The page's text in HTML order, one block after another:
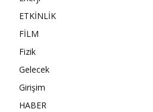
ETKİNLİK
FİLM
Fizik
Gelecek
Girişim
HABER